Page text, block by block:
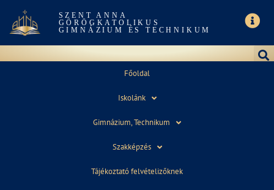
SZENT ANNA
GÖRÖGKATOLIKUS
GIMNÁZIUM ÉS TECHNIKUM
Főoldal
Iskolánk
Gimnázium, Technikum
Szakképzés
Tájékoztató felvételizőknek
ALAPÍTVÁNYUNK